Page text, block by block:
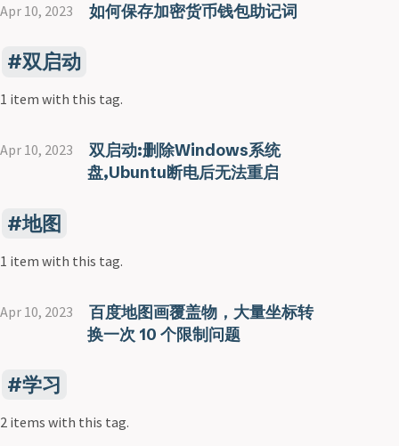
Apr 10, 2023 如何保存加密货币钱包助记词
双启动
1 item with this tag.
Apr 10, 2023
双启动:删除Windows系统
盘,Ubuntu断电后无法重启
地图
1 item with this tag.
Apr 10, 2023
百度地图画覆盖物，大量坐标转
换一次 10 个限制问题
学习
2 items with this tag.